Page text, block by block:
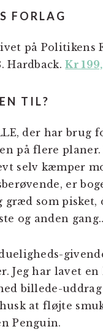
FORLAG
på Politikens
Hardback.Kr
TIL?
der har brug
på flere planer.
selv kæmper
er
græd som pisket,
og anden
Jeg har lavet
billede-
at fløjte
Penguin.